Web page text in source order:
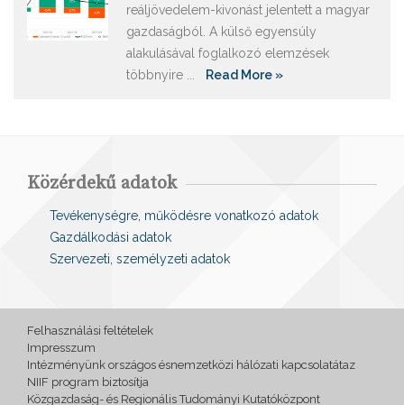
reáljövedelem-kivonást jelentett a magyar
gazdaságból. A külső egyensúly
alakulásával foglalkozó elemzések
többnyire ...
Read More »
Közérdekű adatok
Tevékenységre, működésre vonatkozó adatok
Gazdálkodási adatok
Szervezeti, személyzeti adatok
Felhasználási feltételek
Impresszum
Intézményünk országos ésnemzetközi hálózati kapcsolatátaz
NIIF program biztosítja
Közgazdaság- és Regionális Tudományi Kutatóközpont